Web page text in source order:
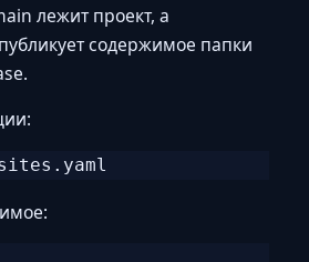
лежит проект, а
содержимое папки